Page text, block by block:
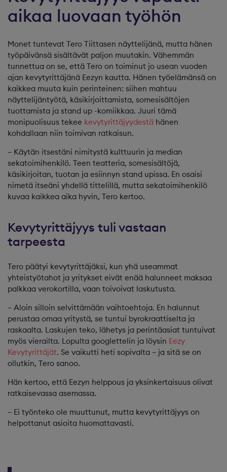
aikaa luovaan työhön
Monet tuntevat Tero Tiittasen näyttelijänä, mutta hänen
työpäivänsä sisältävät paljon muutakin. Vähemmän
tunnettua on se, että Tero on toiminut jo usean vuoden
ajan kevytyrittäjänä Eezyn kautta. Hänen työelämänsä on
kaikkea muuta kuin perinteinen: siihen mahtuu
näyttelijäntyötä, käsikirjoittamista, somesisältöjen
tuottamista ja stand up -komiikkaa. Juuri tämä
monipuolisuus tekee kevytyrittäjyydestä hänen
kohdallaan niin toimivan ratkaisun.
– Käytän itsestäni nimitystä kulttuurin ja median
sekatoimihenkilö. Teen teatteria, somesisältöjä,
käsikirjoitan, tuotan ja esiinnyn stand upissa. En osaisi
nimetä itseäni yhdellä tittelillä, mutta sekatoimihenkilö
kuvaa kaikkea aika hyvin, Tero kertoo.
Kevytyrittäjyys tuli vastaan
tarpeesta
Tero päätyi kevytyrittäjäksi, kun yhä useammat
yhteistyötahot ja yritykset eivät enää halunneet maksaa
palkkaa verokortilla, vaan toivoivat laskutusta.
– Aloin silloin selvittämään vaihtoehtoja. En halunnut
perustaa omaa yritystä, se tuntui byrokraattiselta ja
raskaalta. Laskujen teko, lähetys ja perintäasiat tuntuivat
myös vierailta. Lopulta googlettelin ja löysin Eezy
Kevytyrittäjät. Se vaikutti heti sopivalta – ja sitä se on
ollutkin, Tero sanoo.
Hän kertoo, että Eezyn helppous ja yksinkertaisuus olivat
ratkaisevassa asemassa.
– Ei työnteko ole muuttunut, mutta kevytyrittäjyys on
helpottanut asioita huomattavasti.